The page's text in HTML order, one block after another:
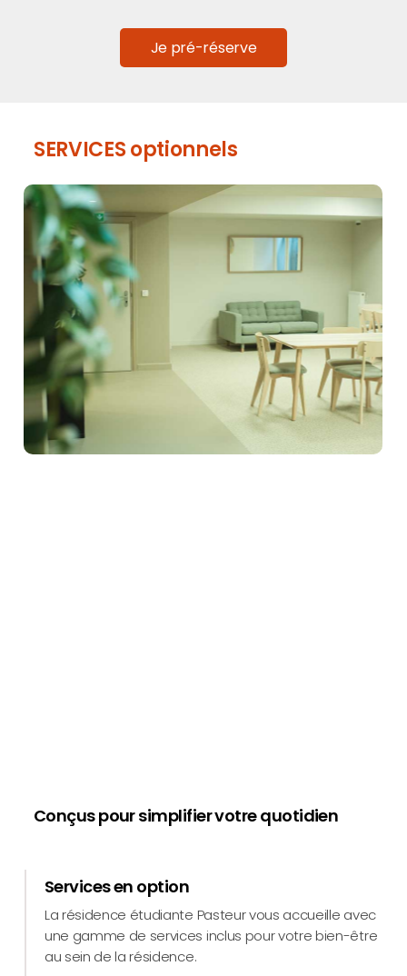
Je pré-réserve
SERVICES optionnels
Conçus pour simplifier votre quotidien
Services en option
La résidence étudiante Pasteur vous accueille avec
une gamme de services inclus pour votre bien-être
au sein de la résidence.